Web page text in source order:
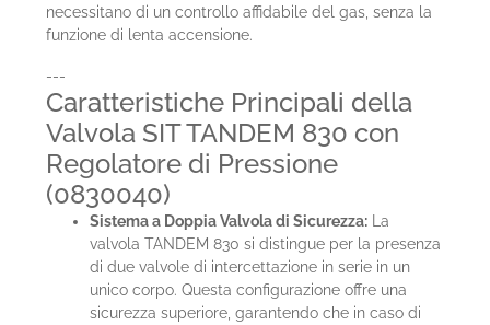
necessitano di un controllo affidabile del gas, senza la
funzione di lenta accensione.
---
Caratteristiche Principali della
Valvola SIT TANDEM 830 con
Regolatore di Pressione
(0830040)
Sistema a Doppia Valvola di Sicurezza: La
valvola TANDEM 830 si distingue per la presenza
di due valvole di intercettazione in serie in un
unico corpo. Questa configurazione offre una
sicurezza superiore, garantendo che in caso di